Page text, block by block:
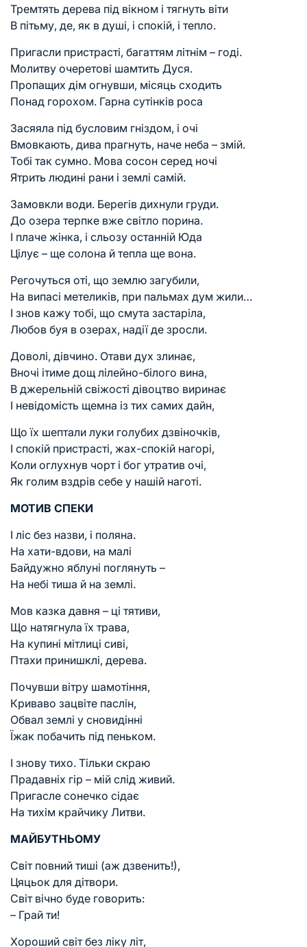
Тремтять дерева під вікном і тягнуть віти
В пітьму, де, як в душі, і спокій, і тепло.
Пригасли пристрасті, багаттям літнім – годі.
Молитву очеретові шамтить Дуся.
Пропащих дім огнувши, місяць сходить
Понад горохом. Гарна сутінків роса
Засяяла під бусловим гніздом, і очі
Вмовкають, дива прагнуть, наче неба – змій.
Тобі так сумно. Мова сосон серед ночі
Ятрить людині рани і землі самій.
Замовкли води. Берегів дихнули груди.
До озера терпке вже світло порина.
І плаче жінка, і сльозу останній Юда
Цілує – ще солона й тепла ще вона.
Регочуться оті, що землю загубили,
На випасі метеликів, при пальмах дум жили…
І знов кажу тобі, що смута застаріла,
Любов буя в озерах, надії де зросли.
Доволі, дівчино. Отави дух злинає,
Вночі ітиме дощ лілейно-білого вина,
В джерельній свіжості дівоцтво виринає
І невідомість щемна із тих самих дайн,
Що їх шептали луки голубих дзвіночків,
І спокій пристрасті, жах-спокій нагорі,
Коли оглухнув чорт і бог утратив очі,
Як голим вздрів себе у нашій наготі.
МОТИВ СПЕКИ
І ліс без назви, і поляна.
На хати-вдови, на малі
Байдужно яблуні поглянуть –
На небі тиша й на землі.
Мов казка давня – ці тятиви,
Що натягнула їх трава,
На купині мітлиці сиві,
Птахи принишклі, дерева.
Почувши вітру шамотіння,
Криваво зацвіте паслін,
Обвал землі у сновидінні
Їжак побачить під пеньком.
І знову тихо. Тільки скраю
Прадавніх гір – мій слід живий.
Пригасле сонечко сідає
На тихім крайчику Литви.
МАЙБУТНЬОМУ
Світ повний тиші (аж дзвенить!),
Цяцьок для дітвори.
Світ вічно буде говорить:
– Грай ти!
Хороший світ без ліку літ,